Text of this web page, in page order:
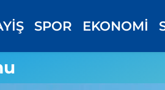
SPOR EKONOMİ